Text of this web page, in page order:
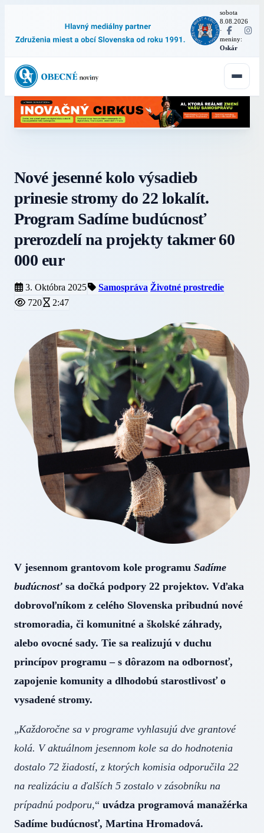
sobota
8.08.2026
·
meniny:
Oskár
Nové jesenné kolo výsadieb
prinesie stromy do 22 lokalít.
Program Sadíme budúcnosť
prerozdelí na projekty takmer 60
000 eur
3. Októbra 2025 Samospráva Životné prostredie
720
2:47
V jesennom grantovom kole programu Sadíme
budúcnosť sa dočká podpory 22 projektov. Vďaka
dobrovoľníkom z celého Slovenska pribudnú nové
stromoradia, či komunitné a školské záhrady,
alebo ovocné sady. Tie sa realizujú v duchu
princípov programu – s dôrazom na odbornosť,
zapojenie komunity a dlhodobú starostlivosť o
vysadené stromy.
„Každoročne sa v programe vyhlasujú dve grantové
kolá. V aktuálnom jesennom kole sa do hodnotenia
dostalo 72 žiadostí, z ktorých komisia odporučila 22
na realizáciu a ďalších 5 zostalo v zásobníku na
prípadnú podporu,“ uvádza programová manažérka
Sadíme budúcnosť, Martina Hromadová.